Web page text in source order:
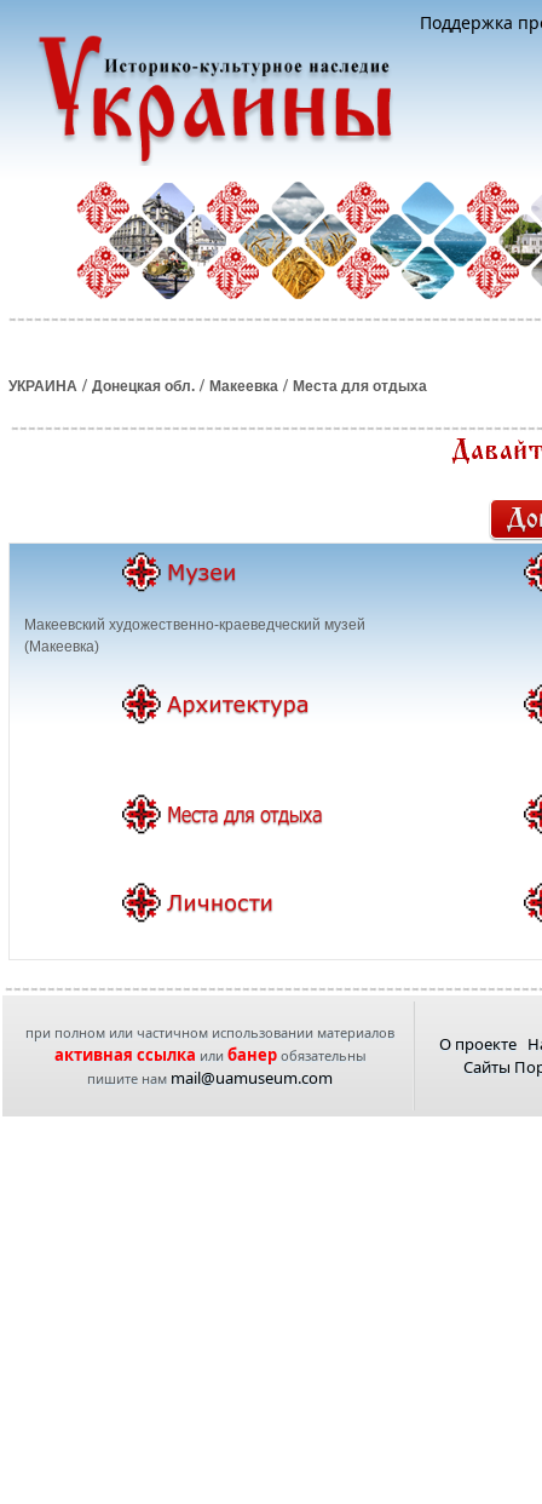
Поддержка
УКРАИНА / Донецкая обл. / Макеевка / Места для отдыха
Макеевский художественно-краеведческий музей
(Макеевка)
при полном или частичном использовании материалов
активная ссылка или банеробязательны
пишите нам mail@uamuseum.com
О проекте
Сайты